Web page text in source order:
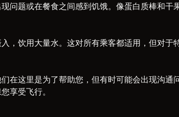
问题或在餐食之间感到饥饿。像蛋白质棒和干
，饮用大量水。这对所有乘客都适用，但对于
在这里是为了帮助您，但有时可能会出现沟通
享受飞行。